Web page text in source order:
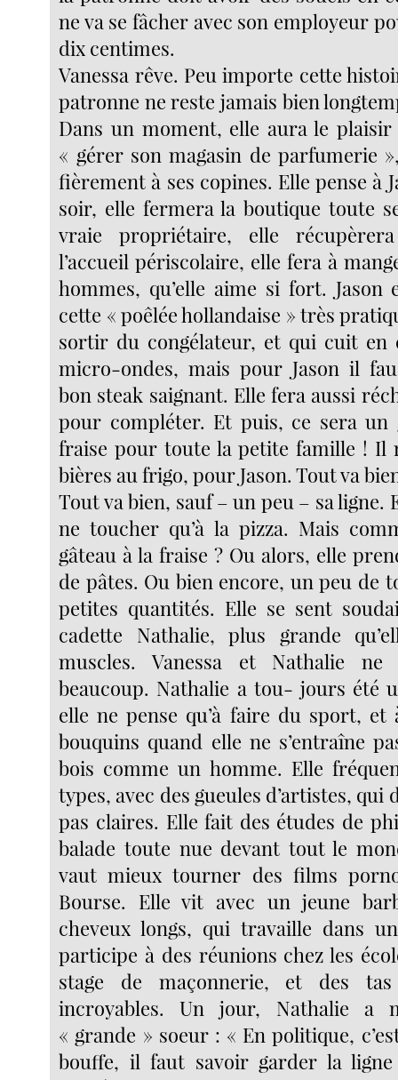
ne va se fâcher avec son employeur
dix centimes.
Vanessa rêve. Peu importe cette
patronne ne reste jamais bien
Dans un moment, elle aura le plaisir
« gérer son magasin de parfumerie
fièrement à ses copines. Elle pense à
soir, elle fermera la boutique toute
vraie propriétaire, elle
l’accueil périscolaire, elle fera à
hommes, qu’elle aime si fort. Jason
cette « poêlée hollandaise » très
sortir du congélateur, et qui cuit en
micro-ondes, mais pour Jason il
bon steak saignant. Elle fera aussi
pour compléter. Et puis, ce sera un
fraise pour toute la petite famille ! Il
bières au frigo, pour Jason. Tout va
Tout va bien, sauf – un peu – sa ligne.
ne toucher qu’à la pizza. Mais
gâteau à la fraise ? Ou alors, elle
de pâtes. Ou bien encore, un peu de
petites quantités. Elle se sent
cadette Nathalie, plus grande
muscles. Vanessa et Nathalie
beaucoup. Nathalie a tou- jours été
elle ne pense qu’à faire du sport,
bouquins quand elle ne s’entraîne
bois comme un homme. Elle
types, avec des gueules d’artistes, qui
pas claires. Elle fait des études de
balade toute nue devant tout le
vaut mieux tourner des films
Bourse. Elle vit avec un jeune
cheveux longs, qui travaille dans
participe à des réunions chez les
stage de maçonnerie, et des tas
incroyables. Un jour, Nathalie a
« grande » soeur : « En politique,
bouffe, il faut savoir garder la